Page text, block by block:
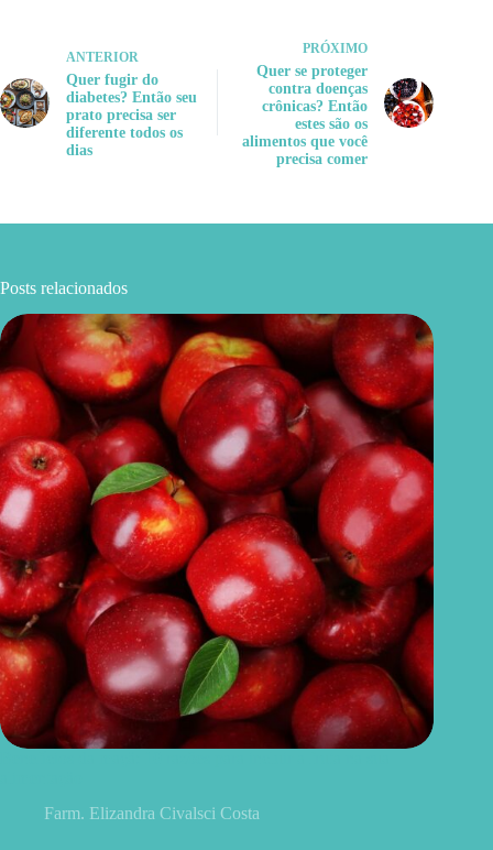
ANTERIOR
Quer fugir do
diabetes? Então seu
prato precisa ser
diferente todos os
dias
PRÓXIMO
Quer se proteger
contra doenças
crônicas? Então
estes são os
alimentos que você
precisa comer
Posts relacionados
Farm. Elizandra Civalsci Costa